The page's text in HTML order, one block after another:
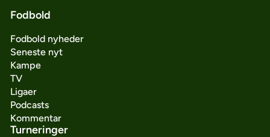
Fodbold
Fodbold nyheder
Seneste nyt
Kampe
TV
Ligaer
Podcasts
Kommentar
Turneringer